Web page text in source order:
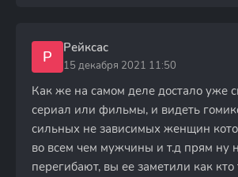
Р Рейксас
15 декабря 2021 11:50
Как же на самом деле достало уже
сериал или фильмы, и видеть
сильных не зависимых женщин
во всем чем мужчины и т.д прям ну
перегибают, вы ее заметили как